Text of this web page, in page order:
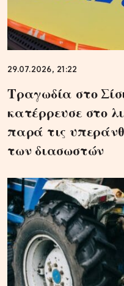
29.07.2026, 21:22
Τραγωδία στο
κατέρρευσε στο
παρά τις
των διασωστών